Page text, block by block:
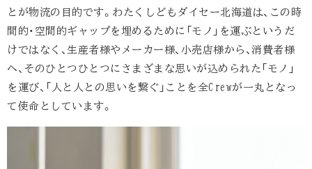
とが物流の目的です。わたくしどもダイセー北海道は、この時
間的・空間的ギャップを埋めるために「モノ」を運ぶというだ
けではなく、生産者様やメーカー様、小売店様から、消費者様
へ、そのひとつひとつにさまざまな思いが込められた「モノ」
を運び、「人と人との思いを繋ぐ」ことを全Crewが一丸となっ
て使命としています。